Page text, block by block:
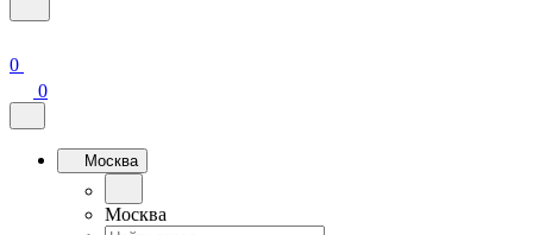
0
0
Москва
Москва